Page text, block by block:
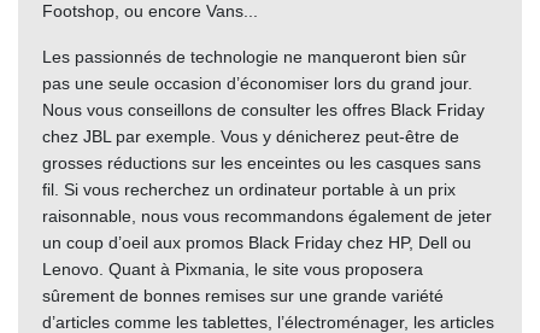
Footshop, ou encore Vans...
Les passionnés de technologie ne manqueront bien sûr
pas une seule occasion d’économiser lors du grand jour.
Nous vous conseillons de consulter les offres Black Friday
chez JBL par exemple. Vous y dénicherez peut-être de
grosses réductions sur les enceintes ou les casques sans
fil. Si vous recherchez un ordinateur portable à un prix
raisonnable, nous vous recommandons également de jeter
un coup d’oeil aux promos Black Friday chez HP, Dell ou
Lenovo. Quant à Pixmania, le site vous proposera
sûrement de bonnes remises sur une grande variété
d’articles comme les tablettes, l’électroménager, les articles